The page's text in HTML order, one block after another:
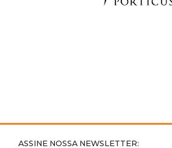
ASSINE NOSSA NEWSLETTER: